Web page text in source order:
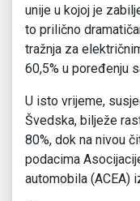
unije u kojoj je
to prilično
tražnja za
60,5% u poređenju
U isto vrijeme,
Švedska, bilježe
80%, dok na nivou
podacima
automobila (ACEA)